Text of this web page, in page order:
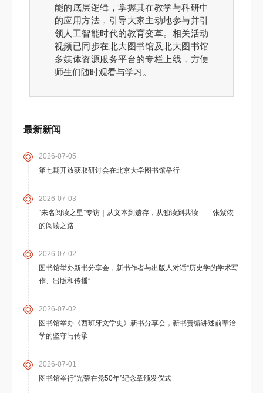
最新新闻
2026-07-05
第七期开放获取研讨会在北京大学图书馆举行
2026-07-03
“未名阅读之星”专访｜从文本到遗存，从独读到共读——张紫依
的阅读之路
2026-07-02
图书馆举办新书分享会，新书作者与出版人对话“历史学的学术写
作、出版和传播”
2026-07-02
图书馆举办《西班牙文学史》新书分享会，新书责编讲述前辈治
学的坚守与传承
2026-07-01
图书馆举行“光荣在党50年”纪念章颁发仪式
能的底层逻辑，掌握其在教学与科研中
的应用方法，引导大家主动地参与并引
领人工智能时代的教育变革。相关活动
视频已同步在北大图书馆及北大图书馆
多媒体资源服务平台的专栏上线，方便
师生们随时观看与学习。